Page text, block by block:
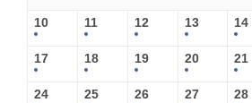
10 11 12 13 14
17 18 19 20 21
24 25 26 27 28